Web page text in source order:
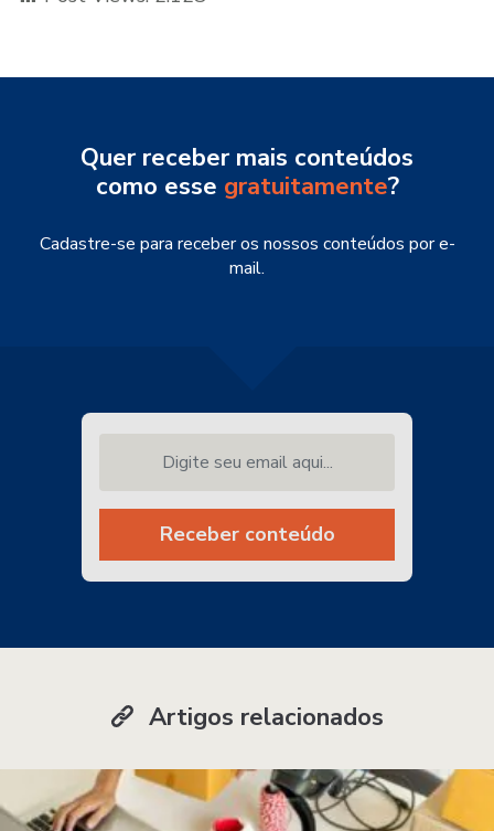
Quer receber mais conteúdos
como esse gratuitamente?
Cadastre-se para receber os nossos conteúdos por e-
mail.
Receber conteúdo
Artigos relacionados